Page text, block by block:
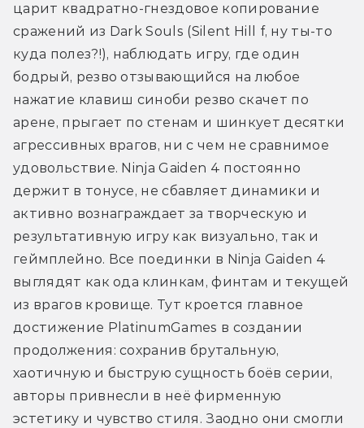
царит квадратно-гнездовое копирование
сражений из Dark Souls (Silent Hill f, ну ты-то
куда полез?!), наблюдать игру, где один
бодрый, резво отзывающийся на любое
нажатие клавиш синоби резво скачет по
арене, прыгает по стенам и шинкует десятки
агрессивных врагов, ни с чем не сравнимое
удовольствие. Ninja Gaiden 4 постоянно
держит в тонусе, не сбавляет динамики и
активно вознаграждает за творческую и
результативную игру как визуально, так и
геймплейно. Все поединки в Ninja Gaiden 4
выглядят как ода клинкам, финтам и текущей
из врагов кровище. Тут кроется главное
достижение PlatinumGames в создании
продолжения: сохранив брутальную,
хаотичную и быструю сущность боёв серии,
авторы привнесли в неё фирменную
эстетику и чувство стиля. Заодно они смогли